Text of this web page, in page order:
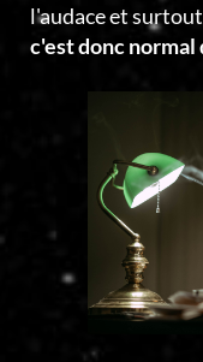
l'audace et
c'est donc normal